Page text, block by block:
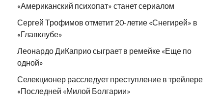
«Американский психопат» станет сериалом
Сергей Трофимов отметит 20-летие «Снегирей» в
«Главклубе»
Леонардо ДиКаприо сыграет в ремейке «Еще по
одной»
Селекционер расследует преступление в трейлере
«Последней «Милой Болгарии»